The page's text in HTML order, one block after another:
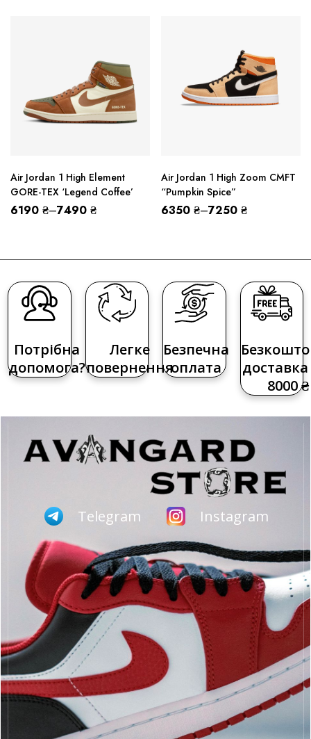
Air Jordan 1 High Element
GORE-TEX ‘Legend Coffee’
6190 ₴–7490 ₴
Air Jordan 1 High Zoom CMFT
“Pumpkin Spice”
6350 ₴–7250 ₴
Потрібна
допомога?
Легке
повернення
Безпечна
оплата
доставка
8000 ₴
Telegram Instagram